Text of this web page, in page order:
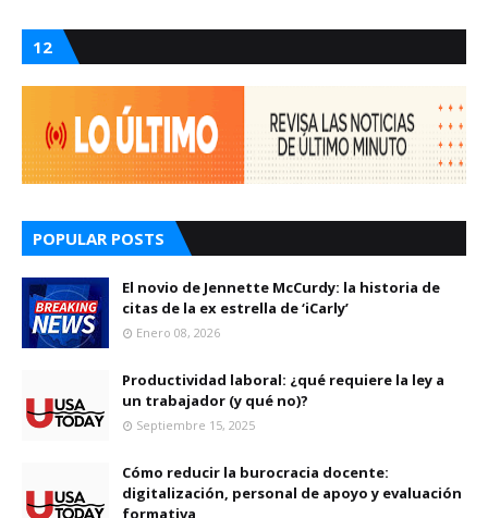
12
POPULAR POSTS
El novio de Jennette McCurdy: la historia de
citas de la ex estrella de ‘iCarly’
Enero 08, 2026
Productividad laboral: ¿qué requiere la ley a
un trabajador (y qué no)?
Septiembre 15, 2025
Cómo reducir la burocracia docente:
digitalización, personal de apoyo y evaluación
formativa